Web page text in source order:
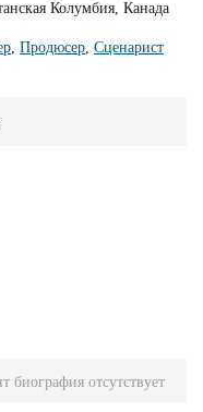
Колумбия, Канада
, Продюсер, Сценарист
биография отсутствует